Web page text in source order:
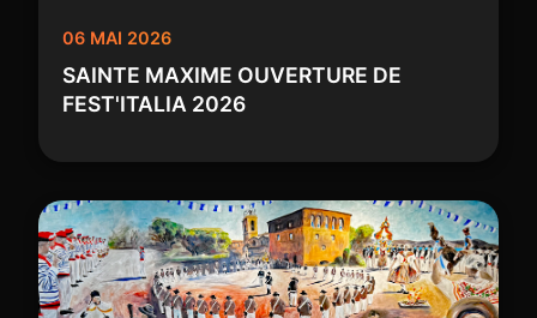
06 MAI 2026
SAINTE MAXIME OUVERTURE DE
FEST'ITALIA 2026